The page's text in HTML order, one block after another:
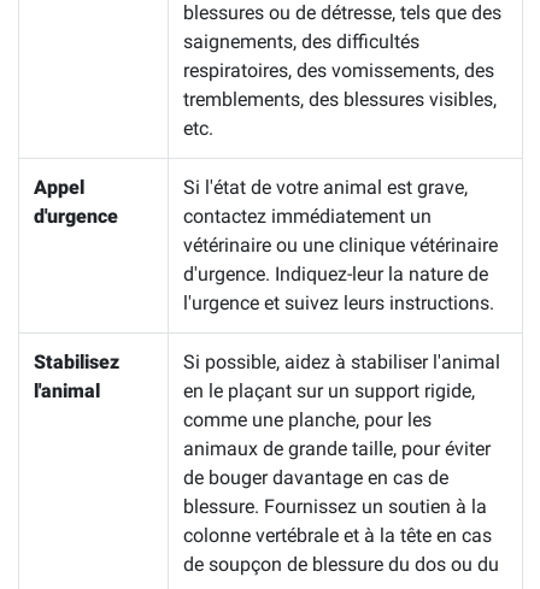
blessures ou de détresse, tels que des
saignements, des difficultés
respiratoires, des vomissements, des
tremblements, des blessures visibles,
etc.
Appel
d'urgence
Si l'état de votre animal est grave,
contactez immédiatement un
vétérinaire ou une clinique vétérinaire
d'urgence. Indiquez-leur la nature de
l'urgence et suivez leurs instructions.
Stabilisez
l'animal
Si possible, aidez à stabiliser l'animal
en le plaçant sur un support rigide,
comme une planche, pour les
animaux de grande taille, pour éviter
de bouger davantage en cas de
blessure. Fournissez un soutien à la
colonne vertébrale et à la tête en cas
de soupçon de blessure du dos ou du